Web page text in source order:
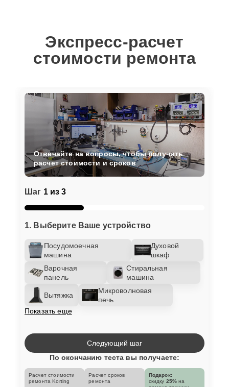
Экспресс-расчет
стоимости ремонта
Шаг 1 из 3
1. Выберите Ваше устройство
Посудомоечная
машина
Духовой
шкаф
Варочная
панель
Стиральная
машина
Вытяжка
Микроволновая
печь
Показать еще
Отвечайте на вопросы, чтобы получить
расчет стоимости и сроков
Следующий шаг
По окончанию теста вы получаете:
Расчет стоимости
ремонта Korting
Расчет сроков
ремонта
Подарок:
скидку 25% на